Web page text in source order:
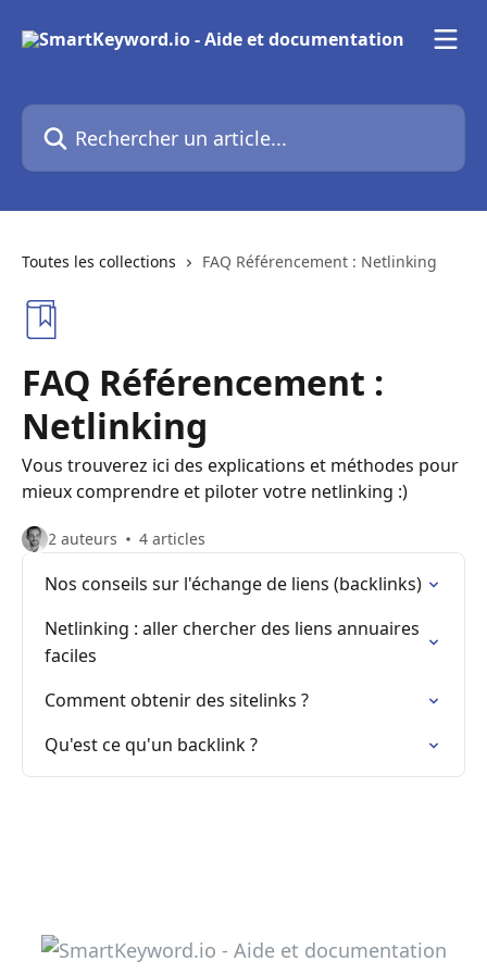
Rechercher un article...
Toutes les collections FAQ Référencement : Netlinking
FAQ Référencement :
Netlinking
Vous trouverez ici des explications et méthodes pour
mieux comprendre et piloter votre netlinking :)
2 auteurs 4 articles
Nos conseils sur l'échange de liens (backlinks)
Netlinking : aller chercher des liens annuaires
faciles
Comment obtenir des sitelinks ?
Qu'est ce qu'un backlink ?